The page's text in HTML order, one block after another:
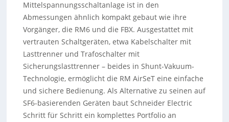
Mittelspannungsschaltanlage ist in den
Abmessungen ähnlich kompakt gebaut wie ihre
Vorgänger, die RM6 und die FBX. Ausgestattet mit
vertrauten Schaltgeräten, etwa Kabelschalter mit
Lasttrenner und Trafoschalter mit
Sicherungslasttrenner – beides in Shunt-Vakuum-
Technologie, ermöglicht die RM AirSeT eine einfache
und sichere Bedienung. Als Alternative zu seinen auf
SF6-basierenden Geräten baut Schneider Electric
Schritt für Schritt ein komplettes Portfolio an